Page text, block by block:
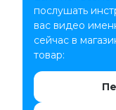
послушать
вас видео
сейчас в
товар: